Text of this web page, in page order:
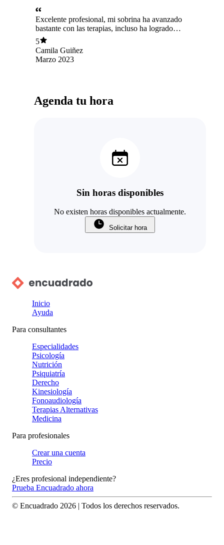
Excelente profesional, mi sobrina ha avanzado
bastante con las terapias, incluso ha logrado
adaptarse al colegio, agradezco mucho a la
fundación y a la terapeuta.
5
Camila Guiñez
Marzo 2023
Agenda tu hora
Sin horas disponibles
No existen horas disponibles actualmente.
Solicitar hora
Inicio
Ayuda
Para consultantes
Especialidades
Psicología
Nutrición
Psiquiatría
Derecho
Kinesiología
Fonoaudiología
Terapias Alternativas
Medicina
Para profesionales
Crear una cuenta
Precio
¿Eres profesional independiente?
Prueba Encuadrado ahora
© Encuadrado 2026 | Todos los derechos reservados.